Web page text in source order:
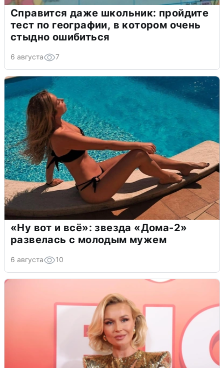
Справится даже школьник: пройдите
тест по географии, в котором очень
стыдно ошибиться
6 августа 7
«Ну вот и всё»: звезда «Дома-2»
развелась с молодым мужем
6 августа 10